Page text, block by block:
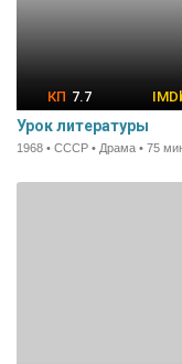
7.7
Урок литературы
1968 • СССР • Драма • 75